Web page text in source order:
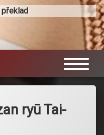
ryū Tai-